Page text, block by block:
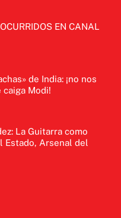
EN CANAL
de India: ¡no nos
Modi!
La Guitarra como
Arsenal del